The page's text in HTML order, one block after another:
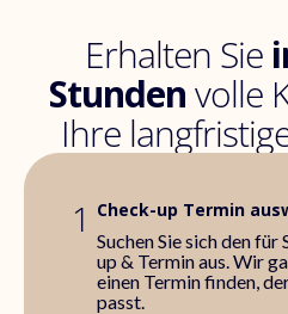
Erhalten Sie
Stundenvolle
Ihre
1
Check-up Termin
Suchen Sie sich den für
up & Termin aus. Wir
einen Termin finden,
passt.